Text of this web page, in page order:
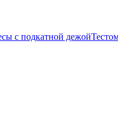
с подкатной дежой